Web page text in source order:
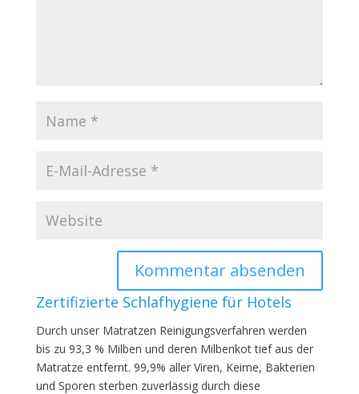
Zertifizierte Schlafhygiene für Hotels
Durch unser Matratzen Reinigungsverfahren werden
bis zu 93,3 % Milben und deren Milbenkot tief aus der
Matratze entfernt. 99,9% aller Viren, Keime, Bakterien
und Sporen sterben zuverlässig durch diese